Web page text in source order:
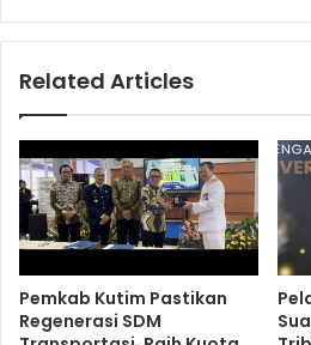
Related Articles
Pemkab Kutim Pastikan
Regenerasi SDM